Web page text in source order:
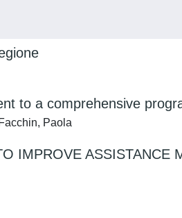
to a comprehensive
Paola
IMPROVE ASSISTANCE